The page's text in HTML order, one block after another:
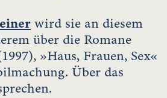
wird sie an diesem
über die Romane
»Haus, Frauen, Sex«
Über das